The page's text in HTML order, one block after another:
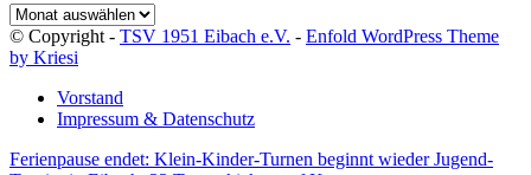
Archiv
© Copyright - TSV 1951 Eibach e.V. - Enfold WordPress Theme
by Kriesi
Vorstand
Impressum & Datenschutz
Ferienpause endet: Klein-Kinder-Turnen beginnt wieder Jugend-